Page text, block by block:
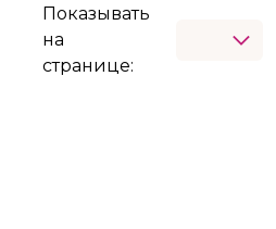
Показывать
на
странице: